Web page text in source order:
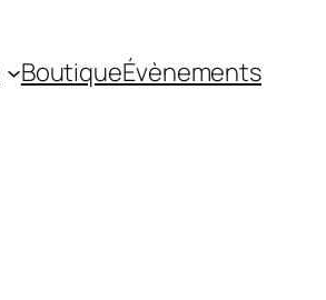
BoutiqueÉvènements